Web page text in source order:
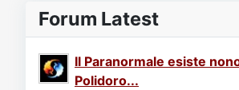
Forum Latest
Il Paranormale esiste
Polidoro...